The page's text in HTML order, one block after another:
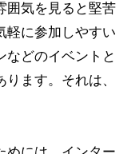
囲気を見ると堅苦
軽に参加しやすい
などのイベントと
ます。それは、